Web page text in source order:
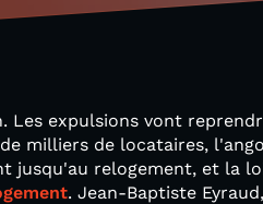
Les expulsions vont
milliers de locataires,
relogement, et la
. Jean-Baptiste